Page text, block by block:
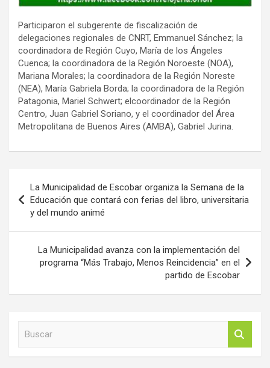
Participaron el subgerente de fiscalización de
delegaciones regionales de CNRT, Emmanuel Sánchez; la
coordinadora de Región Cuyo, María de los Ángeles
Cuenca; la coordinadora de la Región Noroeste (NOA),
Mariana Morales; la coordinadora de la Región Noreste
(NEA), María Gabriela Borda; la coordinadora de la Región
Patagonia, Mariel Schwert; elcoordinador de la Región
Centro, Juan Gabriel Soriano, y el coordinador del Área
Metropolitana de Buenos Aires (AMBA), Gabriel Jurina.
de
entradas
La Municipalidad de Escobar organiza la Semana de la
Educación que contará con ferias del libro, universitaria
y del mundo animé
La Municipalidad avanza con la implementación del
programa “Más Trabajo, Menos Reincidencia” en el
partido de Escobar